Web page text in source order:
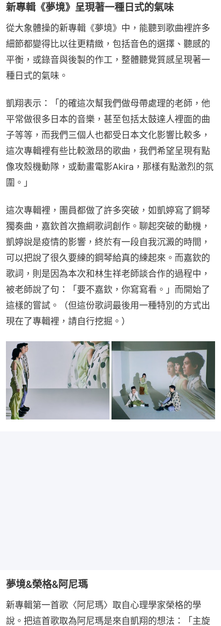
新專輯《夢境》呈現著一種日式的氣味
從大象體操的新專輯《夢境》中，能聽到歌曲裡許多
細節都變得比以往更精緻，包括音色的選擇、聽感的
平衡，或錄音與後製的作工，整體聽覺質感呈現著一
種日式的氣味。
凱翔表示：「的確這次幫我們做母帶處理的老師，他
平常做很多日本的音樂，甚至包括太鼓達人裡面的曲
子等等，而我們三個人也都受日本文化影響比較多，
這次專輯裡有些比較激昂的歌曲，我們希望呈現有點
像攻殼機動隊，或動畫電影Akira，那樣有點激烈的氛
圍。」
這次專輯裡，團員都做了許多突破，如凱婷寫了鋼琴
獨奏曲，嘉欽首次擔綱歌詞創作。聊起突破的動機，
凱婷說是疫情的影響，終於有一段自我沉澱的時間，
可以把說了很久要練的鋼琴給真的練起來。而嘉欽的
歌詞，則是因為本次和林生祥老師談合作的過程中，
被老師說了句：「要不嘉欽，你寫寫看。」而開始了
這樣的嘗試。（但這份歌詞最後用一種特別的方式出
現在了專輯裡，請自行挖掘。）
夢境&榮格&阿尼瑪
新專輯第一首歌〈阿尼瑪〉取自心理學家榮格的學
說。把這首歌取為阿尼瑪是來自凱翔的想法：「主旋